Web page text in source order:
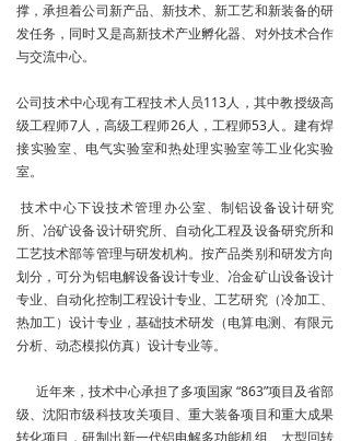
撑，承担着公司新产品、新技术、新工艺和新装备的研
发任务，同时又是高新技术产业孵化器、对外技术合作
与交流中心。
公司技术中心现有工程技术人员113人，其中教授级高
级工程师7人，高级工程师26人，工程师53人。建有焊
接实验室、电气实验室和热处理实验室等工业化实验
室。
技术中心下设技术管理办公室、制铝设备设计研究
所、冶矿设备设计研究所、自动化工程及设备研究所和
工艺技术部等管理与研发机构。按产品类别和研发方向
划分，可分为铝电解设备设计专业、冶金矿山设备设计
专业、自动化控制工程设计专业、工艺研究（冷加工、
热加工）设计专业，基础技术研发（电算电测、有限元
分析、动态模拟仿真）设计专业等。
近年来，技术中心承担了多项国家 “863”项目及省部
级、沈阳市级科技攻关项目、重大装备项目和重大成果
转化项目，研制出新一代铝电解多功能机组、大型回转